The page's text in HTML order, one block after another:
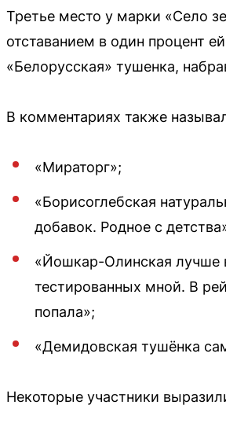
Третье место у марки «Село
отставанием в один процент
«Белорусская» тушенка,
В комментариях также
«Мираторг»;
«Борисоглебская
добавок. Родное с
«Йошкар-Олинская лучше
тестированных мной. В
попала»;
«Демидовская тушёнка
Некоторые участники